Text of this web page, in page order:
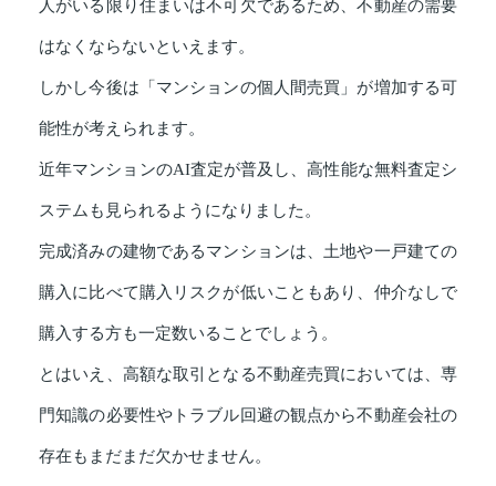
人がいる限り住まいは不可欠であるため、不動産の需要
はなくならないといえます。
しかし今後は「マンションの個人間売買」が増加する可
能性が考えられます。
近年マンションのAI査定が普及し、高性能な無料査定シ
ステムも見られるようになりました。
完成済みの建物であるマンションは、土地や一戸建ての
購入に比べて購入リスクが低いこともあり、仲介なしで
購入する方も一定数いることでしょう。
とはいえ、高額な取引となる不動産売買においては、専
門知識の必要性やトラブル回避の観点から不動産会社の
存在もまだまだ欠かせません。